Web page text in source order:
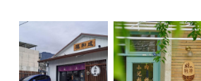
行程三：知本五感補給與森
行程四：新港職人與手作柴
2025綠島壯遊點
2025 In Search of the Sea
環境教育
獨家玩法
綠島地圖
台東定向越野行程三
台東定向越野行程四